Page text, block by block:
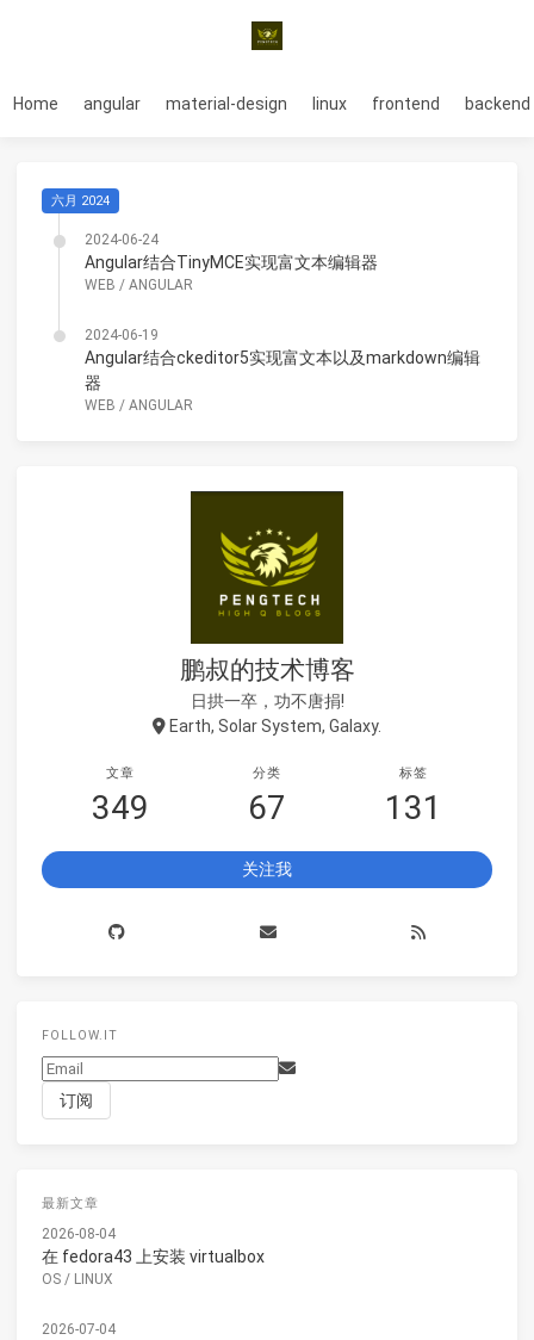
Home angular material-design linux frontend backend
六月 2024
2024-06-24
Angular结合TinyMCE实现富文本编辑器
WEB / ANGULAR
2024-06-19
Angular结合ckeditor5实现富文本以及markdown编辑
器
WEB / ANGULAR
鹏叔的技术博客
日拱一卒，功不唐捐!
Earth, Solar System, Galaxy.
文章
349
分类
67
标签
131
关注我
FOLLOW.IT
最新文章
2026-08-04
在 fedora43 上安装 virtualbox
OS / LINUX
2026-07-04